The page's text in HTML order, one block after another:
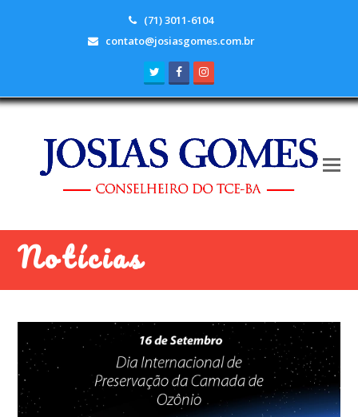
(71) 3011-6104
contato@josiasgomes.com.br
TwitterFacebook
Notícias